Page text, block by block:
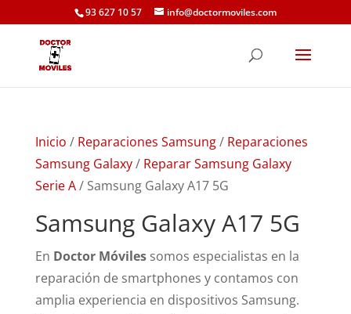
93 627 10 57 info@doctormoviles.com
Inicio / Reparaciones Samsung/ Reparaciones
Samsung Galaxy/ Reparar Samsung Galaxy
Serie A/ Samsung Galaxy A17 5G
Samsung Galaxy A17 5G
En Doctor Móvilessomos especialistas en la
reparación de smartphones y contamos con
amplia experiencia en dispositivos Samsung.